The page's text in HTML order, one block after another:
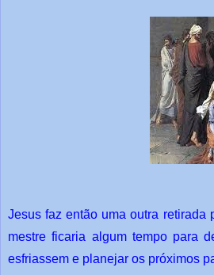
Jesus faz então uma outra
mestre ficaria algum tempo para
esfriassem e planejar os próximos